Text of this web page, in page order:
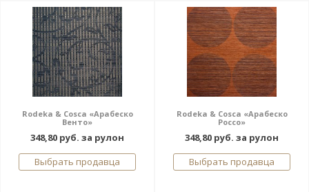
Rodeka & Cosca «Арабеско
Венто»
348,80 руб. за рулон
Выбрать продавца
Rodeka & Cosca «Арабеско
Россо»
348,80 руб. за рулон
Выбрать продавца